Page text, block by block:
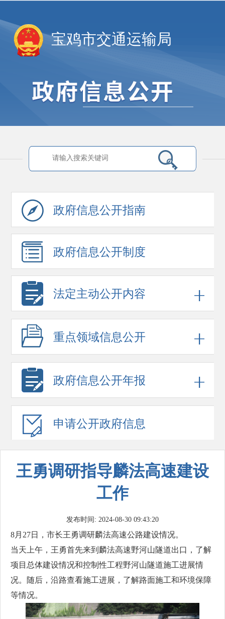
宝鸡市交通运输局
政府信息公开指南
政府信息公开制度
法定主动公开内容
重点领域信息公开
政府信息公开年报
申请公开政府信息
王勇调研指导麟法高速建设
工作
发布时间: 2024-08-30 09:43:20
8月27日，市长王勇调研麟法高速公路建设情况。
当天上午，王勇首先来到麟法高速野河山隧道出口，了解
项目总体建设情况和控制性工程野河山隧道施工进展情
况。随后，沿路查看施工进展，了解路面施工和环境保障
等情况。